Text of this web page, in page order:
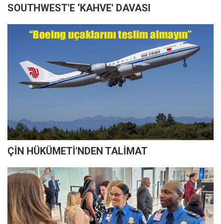
SOUTHWEST'E ‘KAHVE' DAVASI
ÇİN HÜKÜMETİ'NDEN TALİMAT